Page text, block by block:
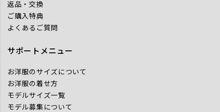
返品・交換
ご購入特典
よくあるご質問
サポートメニュー
お洋服のサイズについて
お洋服の着せ方
モデルサイズ一覧
モデル募集について